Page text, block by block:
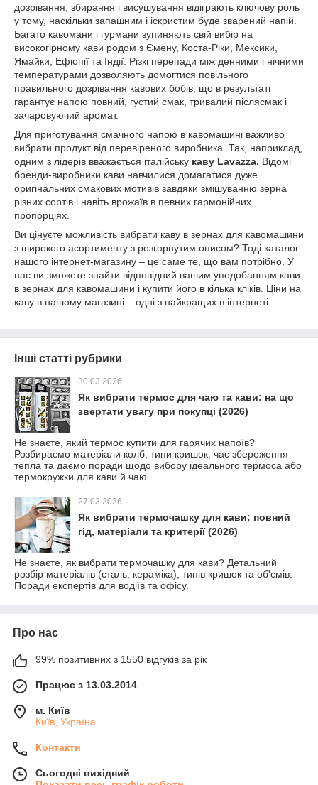
дозрівання, збирання і висушування відіграють ключову роль
у тому, наскільки запашним і іскристим буде зварений напій.
Багато кавомани і гурмани зупиняють свій вибір на
високогірному кави родом з Ємену, Коста-Ріки, Мексики,
Ямайки, Ефіопії та Індії. Різкі перепади між денними і нічними
температурами дозволяють домогтися повільного
правильного дозрівання кавових бобів, що в результаті
гарантує напою повний, густий смак, тривалий післясмак і
зачаровуючий аромат.
Для приготування смачного напою в кавомашині важливо
вибрати продукт від перевіреного виробника. Так, наприклад,
одним з лідерів вважається італійську каву Lavazza. Відомі
бренди-виробники кави навчилися домагатися дуже
оригінальних смакових мотивів завдяки змішуванню зерна
різних сортів і навіть врожаїв в певних гармонійних
пропорціях.
Ви цінуєте можливість вибрати каву в зернах для кавомашини
з широкого асортименту з розгорнутим описом? Тоді каталог
нашого інтернет-магазину – це саме те, що вам потрібно. У
нас ви зможете знайти відповідний вашим уподобанням кави
в зернах для кавомашини і купити його в кілька кліків. Ціни на
каву в нашому магазині – одні з найкращих в інтернеті.
Інші статті рубрики
30.03.2026
Як вибрати термос для чаю та кави: на що
звертати увагу при покупці (2026)
Не знаєте, який термос купити для гарячих напоїв?
Розбираємо матеріали колб, типи кришок, час збереження
тепла та даємо поради щодо вибору ідеального термоса або
термокружки для кави й чаю.
27.03.2026
Як вибрати термочашку для кави: повний
гід, матеріали та критерії (2026)
Не знаєте, як вибрати термочашку для кави? Детальний
розбір матеріалів (сталь, кераміка), типів кришок та об'ємів.
Поради експертів для водіїв та офісу.
Про нас
99% позитивних з 1550 відгуків за рік
Працює з 13.03.2014
м. Київ
Київ, Україна
Контакти
Сьогодні вихідний